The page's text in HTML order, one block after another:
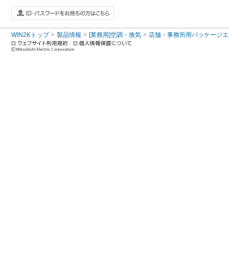
WIN2Kトップ 製品情報 [業務用]空調・換気 店舗・事務所用パッケージ